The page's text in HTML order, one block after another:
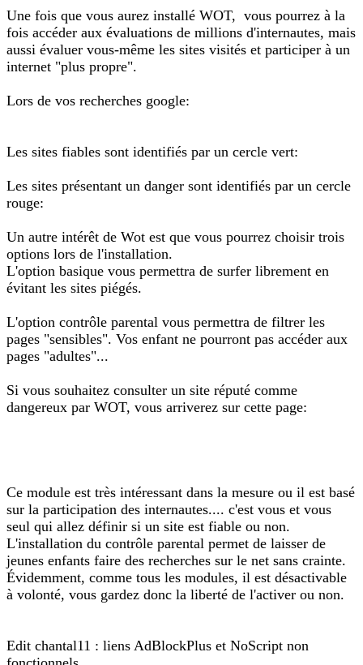
Une fois que vous aurez installé WOT, vous pourrez à la
fois accéder aux évaluations de millions d'internautes, mais
aussi évaluer vous-même les sites visités et participer à un
internet "plus propre".
Lors de vos recherches google:
Les sites fiables sont identifiés par un cercle vert:
Les sites présentant un danger sont identifiés par un cercle
rouge:
Un autre intérêt de Wot est que vous pourrez choisir trois
options lors de l'installation.
L'option basique vous permettra de surfer librement en
évitant les sites piégés.
L'option contrôle parental vous permettra de filtrer les
pages "sensibles". Vos enfant ne pourront pas accéder aux
pages "adultes"...
Si vous souhaitez consulter un site réputé comme
dangereux par WOT, vous arriverez sur cette page:
Ce module est très intéressant dans la mesure ou il est basé
sur la participation des internautes.... c'est vous et vous
seul qui allez définir si un site est fiable ou non.
L'installation du contrôle parental permet de laisser de
jeunes enfants faire des recherches sur le net sans crainte.
Évidemment, comme tous les modules, il est désactivable
à volonté, vous gardez donc la liberté de l'activer ou non.
Edit chantal11 : liens AdBlockPlus et NoScript non